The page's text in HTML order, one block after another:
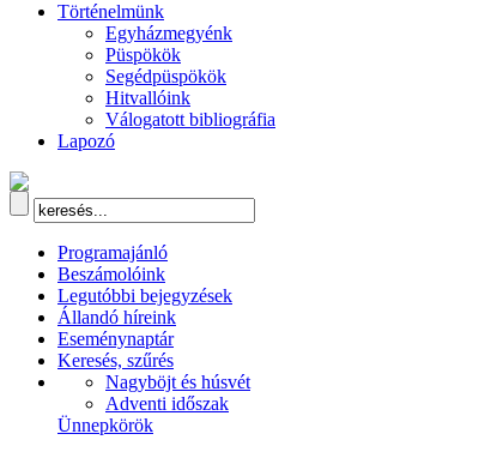
Történelmünk
Egyházmegyénk
Püspökök
Segédpüspökök
Hitvallóink
Válogatott bibliográfia
Lapozó
Programajánló
Beszámolóink
Legutóbbi bejegyzések
Állandó híreink
Eseménynaptár
Keresés, szűrés
Nagyböjt és húsvét
Adventi időszak
Ünnepkörök